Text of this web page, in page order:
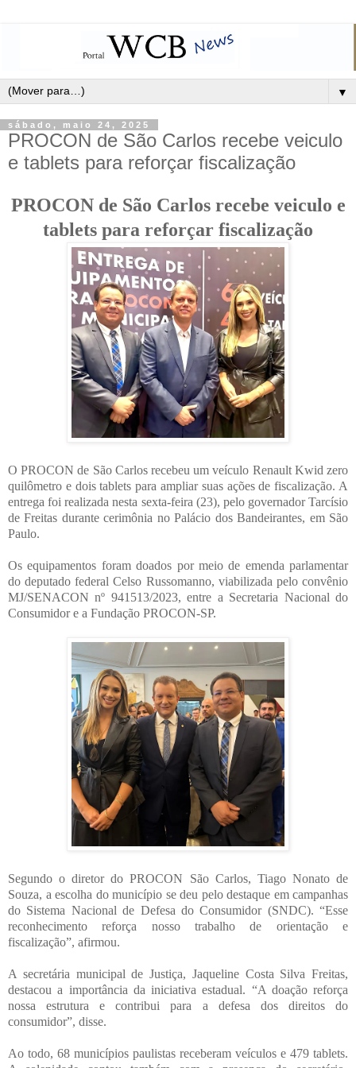
▼
sábado, maio 24, 2025
PROCON de São Carlos recebe veiculo
e tablets para reforçar fiscalização
PROCON de São Carlos recebe veiculo e
tablets para reforçar fiscalização
O PROCON de São Carlos recebeu um veículo Renault Kwid zero
quilômetro e dois tablets para ampliar suas ações de fiscalização. A
entrega foi realizada nesta sexta-feira (23), pelo governador Tarcísio
de Freitas durante cerimônia no Palácio dos Bandeirantes, em São
Paulo.
Os equipamentos foram doados por meio de emenda parlamentar
do deputado federal Celso Russomanno, viabilizada pelo convênio
MJ/SENACON nº 941513/2023, entre a Secretaria Nacional do
Consumidor e a Fundação PROCON-SP.
Segundo o diretor do PROCON São Carlos, Tiago Nonato de
Souza, a escolha do município se deu pelo destaque em campanhas
do Sistema Nacional de Defesa do Consumidor (SNDC). “Esse
reconhecimento reforça nosso trabalho de orientação e
fiscalização”, afirmou.
A secretária municipal de Justiça, Jaqueline Costa Silva Freitas,
destacou a importância da iniciativa estadual. “A doação reforça
nossa estrutura e contribui para a defesa dos direitos do
consumidor”, disse.
Ao todo, 68 municípios paulistas receberam veículos e 479 tablets.